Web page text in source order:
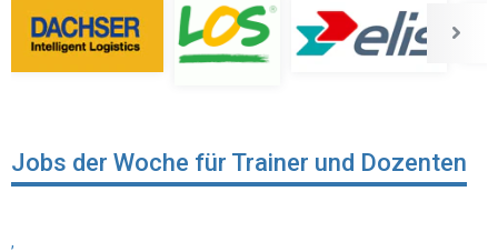
Jobs der Woche für Trainer und Dozenten
,